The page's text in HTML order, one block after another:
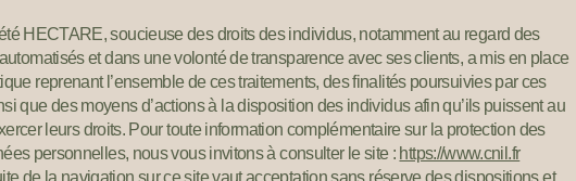
HECTARE, soucieuse des droits des individus, notamment au regard des
et dans une volonté de transparence avec ses clients, a mis en place
reprenant l’ensemble de ces traitements, des finalités poursuivies par ces
que des moyens d’actions à la disposition des individus afin qu’ils puissent au
leurs droits. Pour toute information complémentaire sur la protection des
personnelles, nous vous invitons à consulter le site : https://www.cnil.fr
de la navigation sur ce site vaut acceptation sans réserve des dispositions et